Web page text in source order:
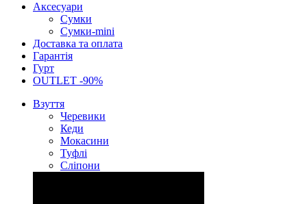
Аксесуари
Сумки
Сумки-mini
Доставка та оплата
Гарантія
Гурт
OUTLET -90%
Взуття
Черевики
Кеди
Мокасини
Туфлі
Сліпони